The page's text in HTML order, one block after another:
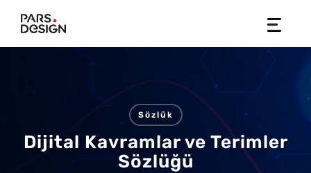
content
Sözlük
Dijital Kavramlar ve Terimler
Sözlüğü